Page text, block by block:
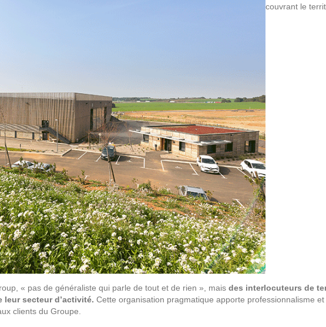
couvrant le
« pas de généraliste qui parle de tout et de rien », mais des interlocuteurs de
leur secteur d’activité. Cette organisation pragmatique apporte professionnalisme
clients du Groupe.